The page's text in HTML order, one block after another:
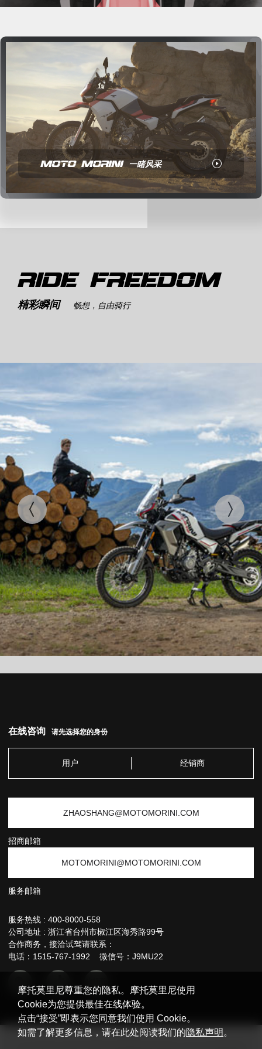
EN
MOTO MORINI 一睹风采
RIDE FREEDOM
精彩瞬间 畅想，自由骑行
在线咨询 请先选择您的身份
用户 经销商
ZHAOSHANG@MOTOMORINI.COM
招商邮箱
MOTOMORINI@MOTOMORINI.COM
服务邮箱
服务热线 :400-8000-558
公司地址 : 浙江省台州市椒江区海秀路99号
合作商务，接洽试驾请联系：
电话：1515-767-1992 微信号：J9MU22
摩托莫里尼尊重您的隐私。摩托莫里尼使用
Cookie为您提供最佳在线体验。
点击“接受”即表示您同意我们使用 Cookie。
如需了解更多信息，请在此处阅读我们的隐私声明 。